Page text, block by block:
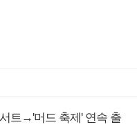
트→'머드 축제' 연속 출